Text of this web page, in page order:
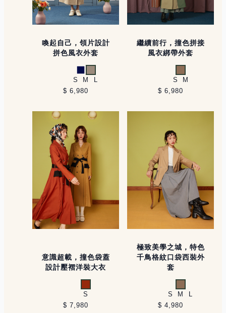
喚起自己，領片設計
拼色風衣外套
深藍淺卡其
S M
L
$ 6,980
繼續前行，撞色拼接
風衣綁帶外套
卡其
S
M
$ 6,980
意識超載，撞色袋蓋
設計壓褶洋裝大衣
橘紅
S
$ 7,980
極致美學之城，特色
千鳥格紋口袋西裝外
套
卡其
S M
$ 4,980